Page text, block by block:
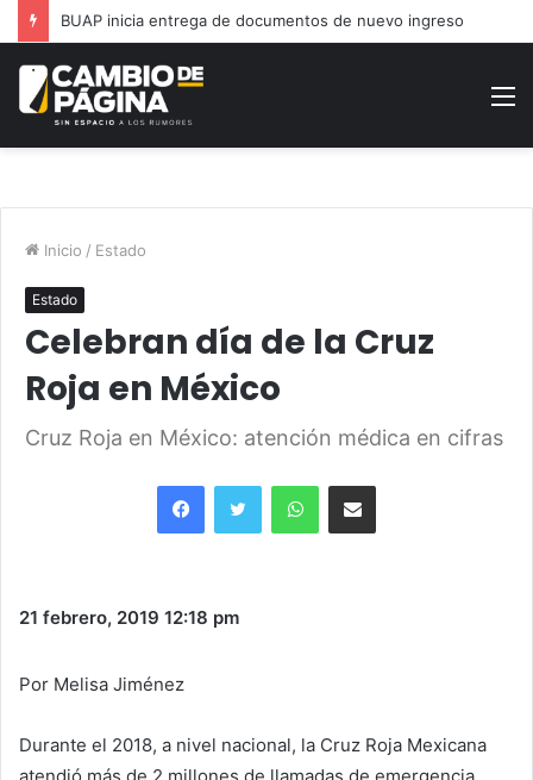
Inicio / Estado
Estado
Celebran día de la Cruz
Roja en México
Cruz Roja en México: atención médica en cifras
FacebookTwitter WhatsAppShare via Email
21 febrero, 2019 12:18 pm
Por Melisa Jiménez
Durante el 2018, a nivel nacional, la Cruz Roja Mexicana